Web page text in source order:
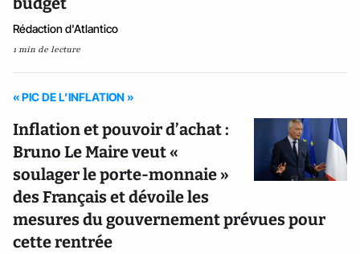
Rédaction d'Atlantico
1 min de lecture
« PIC DE L’INFLATION »
Inflation et pouvoir d’achat :
Bruno Le Maire veut «
soulager le porte-monnaie »
des Français et dévoile les
mesures du gouvernement prévues pour
cette rentrée